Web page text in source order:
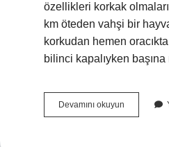
özellikleri korkak
km öteden vahşi bir
korkudan hemen oracıkta
bilinci kapalıyken
Devamını okuyun
Korkak